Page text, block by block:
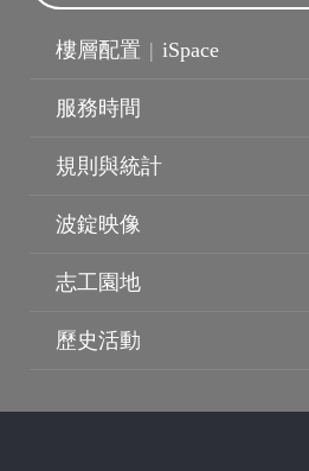
樓層配置 | iSpace
服務時間
規則與統計
波錠映像
志工園地
歷史活動